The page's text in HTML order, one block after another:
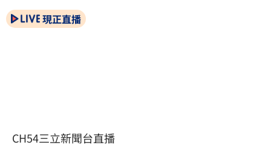
現正直播
CH54三立新聞台直播